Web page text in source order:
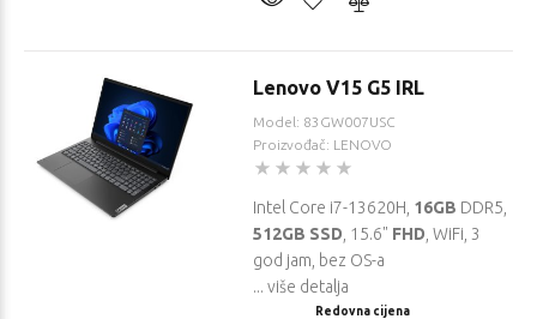
Lenovo V15 G5 IRL
Model: 83GW007USC
Proizvođač: LENOVO
Intel Core i7-13620H, 16GB DDR5,
512GB SSD , 15.6" FHD , WiFi, 3
god jam, bez OS-a
... više detalja
Redovna cijena